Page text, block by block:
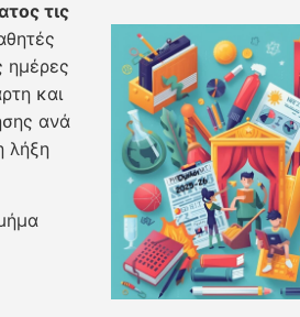
τις
ημέρες
και
ανά
λήξη